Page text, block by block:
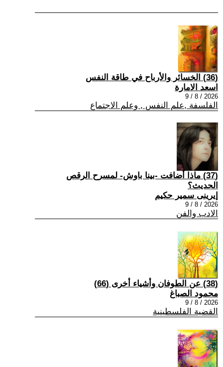
(36) الخسائر والأرباح في طاقة النفس
اسعد الامارة
2026 / 8 / 9
الفلسفة ,علم النفس , وعلم الاجتماع
(37) ماذا أضافت -بينا باوش- لمسرح الرقص
الحديث؟
إيرينى سمير حكيم
2026 / 8 / 9
الادب والفن
(38) عن الطوفان وأشياء أخرى (66)
محمود الصباغ
2026 / 8 / 9
القضية الفلسطينية